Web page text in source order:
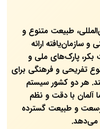
طبیعت متنوع و
سازمان‌یافته ارائه
بکر، پارک‌های ملی و
تفریحی و فرهنگی برای
هر دو کشور سیستم
آلمان با دقت و نظم
وسعت و طبیعت گسترده
می‌دهد.